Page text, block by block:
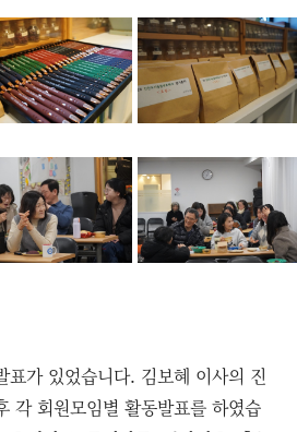
표가 있었습니다. 김보혜 이사의 진
각 회원모임별 활동발표를 하였습